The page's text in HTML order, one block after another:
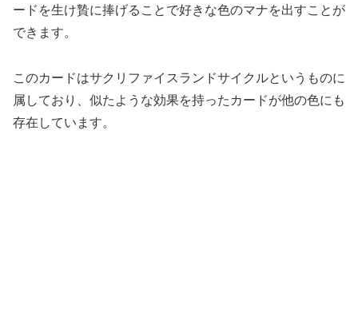
ードを生け贄に捧げることで好きな色のマナを出すことが
できます。
このカードはサクリファイスランドサイクルというものに
属しており、似たような効果を持ったカードが他の色にも
存在しています。